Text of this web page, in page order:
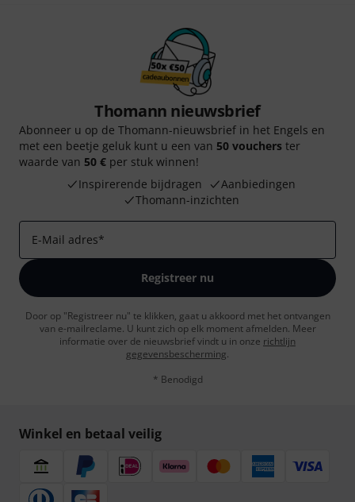
Thomann nieuwsbrief
Abonneer u op de Thomann-nieuwsbrief in het Engels en
met een beetje geluk kunt u een van 50 vouchers ter
waarde van 50 € per stuk winnen!
Inspirerende bijdragen
Aanbiedingen
Thomann-inzichten
E-Mail adres*
Registreer nu
Door op "Registreer nu" te klikken, gaat u akkoord met het ontvangen
van e-mailreclame. U kunt zich op elk moment afmelden. Meer
informatie over de nieuwsbrief vindt u in onze richtlijn
gegevensbescherming.
* Benodigd
Winkel en betaal veilig